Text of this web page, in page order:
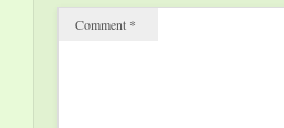
Comment *